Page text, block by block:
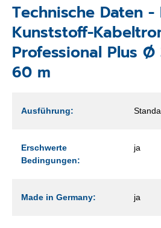
Technische Daten -
Kunststoff-
Professional Plus Ø
60 m
Ausführung:
Erschwerte
Bedingungen:
ja
Made in Germany: ja